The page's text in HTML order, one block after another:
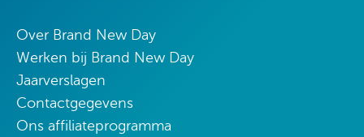
Over Brand New Day
Werken bij Brand New Day
Jaarverslagen
Contactgegevens
Ons affiliateprogramma